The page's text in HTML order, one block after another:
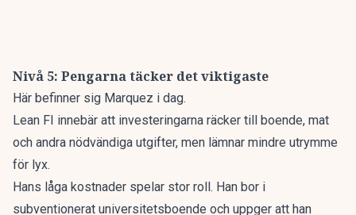
Nivå 5: Pengarna täcker det viktigaste
Här befinner sig Marquez i dag.
Lean FI innebär att investeringarna räcker till boende, mat
och andra nödvändiga utgifter, men lämnar mindre utrymme
för lyx.
Hans låga kostnader spelar stor roll. Han bor i
subventionerat universitetsboende och uppger att han